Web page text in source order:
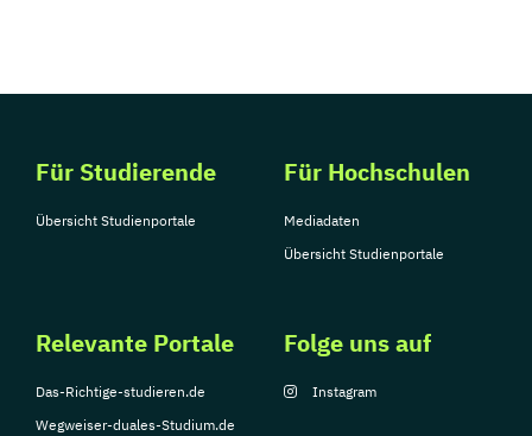
Für Studierende
Übersicht Studienportale
Für Hochschulen
Mediadaten
Übersicht Studienportale
Relevante Portale
Das-Richtige-studieren.de
Wegweiser-duales-Studium.de
Folge uns auf
Instagram